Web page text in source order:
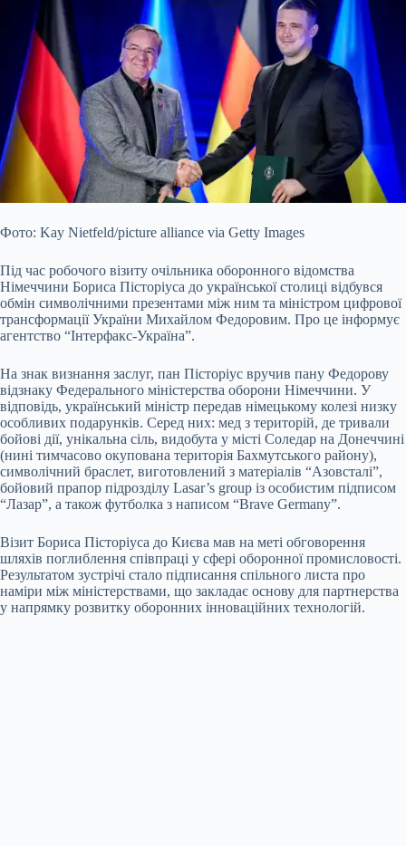
Фото: Kay Nietfeld/picture alliance via Getty Images
Під час робочого візиту очільника оборонного відомства
Німеччини Бориса Пісторіуса до української столиці відбувся
обмін символічними презентами між ним та міністром цифрової
трансформації України Михайлом Федоровим. Про це інформує
агентство “Інтерфакс-Україна”.
На знак визнання заслуг, пан Пісторіус вручив пану Федорову
відзнаку Федерального міністерства оборони Німеччини. У
відповідь, український міністр передав німецькому колезі низку
особливих подарунків. Серед них: мед з територій, де тривали
бойові дії, унікальна сіль, видобута у місті Соледар на Донеччині
(нині тимчасово окупована територія Бахмутського району),
символічний браслет, виготовлений з матеріалів “Азовсталі”,
бойовий прапор підрозділу Lasar’s group із особистим підписом
“Лазар”, а також футболка з написом “Brave Germany”.
Візит Бориса Пісторіуса до Києва мав на меті обговорення
шляхів поглиблення співпраці у сфері оборонної промисловості.
Результатом зустрічі стало підписання спільного листа про
наміри між міністерствами, що закладає основу для партнерства
у напрямку розвитку оборонних інноваційних технологій.